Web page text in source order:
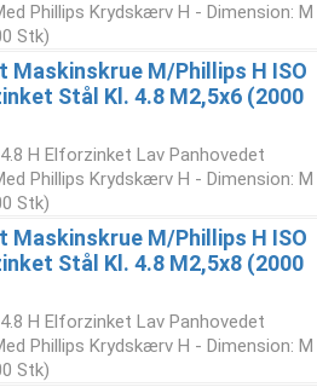
Phillips Krydskærv H - Dimension: M
Stk)
Maskinskrue M/Phillips H ISO
Stål Kl. 4.8 M2,5x6 (2000
H Elforzinket Lav Panhovedet
Phillips Krydskærv H - Dimension: M
Stk)
Maskinskrue M/Phillips H ISO
Stål Kl. 4.8 M2,5x8 (2000
H Elforzinket Lav Panhovedet
Phillips Krydskærv H - Dimension: M
Stk)